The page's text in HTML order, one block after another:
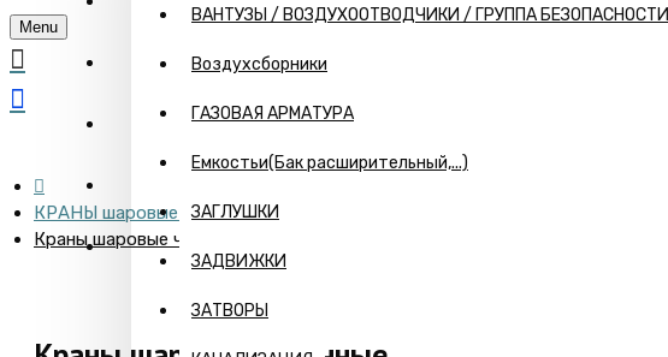
ВАНТУЗЫ / ВОЗДУХООТВОДЧИКИ / ГРУППА БЕЗОПАСНОСТИ
Воздухсборники
ГАЗОВАЯ АРМАТУРА
Емкостьи(Бак расширительный,...)
ЗАГЛУШКИ
ЗАДВИЖКИ
ЗАТВОРЫ
О КОМПАНИИ
ИНФОРМАЦИЯ
КОНТАКТЫ
Menu
КРАНЫ шаровые и конусные
Краны шаровые чугунные